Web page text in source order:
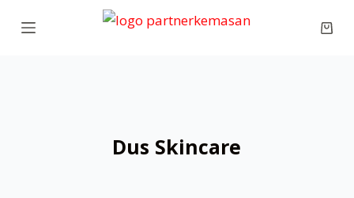
S
Dus Skincare